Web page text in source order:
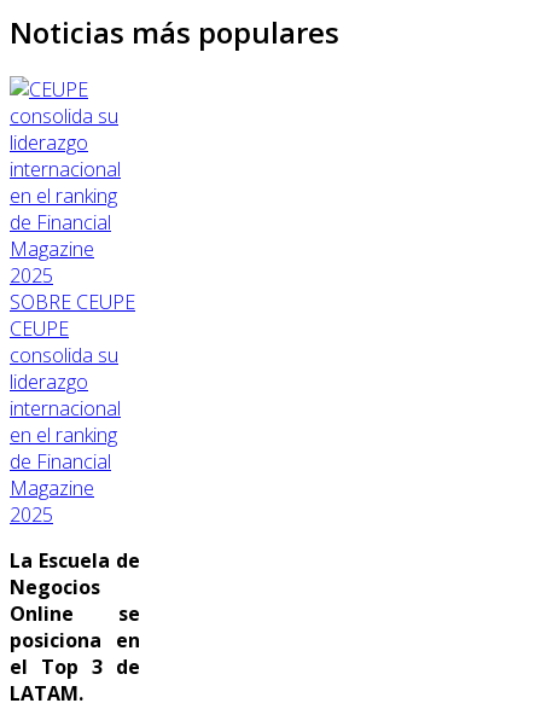
Noticias más populares
SOBRE CEUPE
CEUPE
consolida su
liderazgo
internacional
en el ranking
de Financial
Magazine
2025
La Escuela de
Negocios
Online se
posiciona en
el Top 3 de
LATAM.